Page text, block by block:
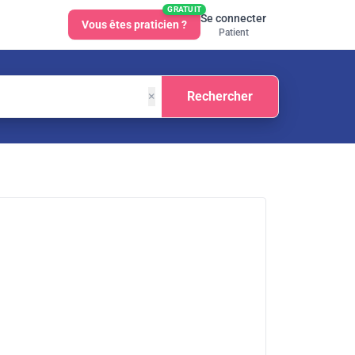
Vous êtes praticien ?
GRATUIT
Se connecter
Patient
× Rechercher